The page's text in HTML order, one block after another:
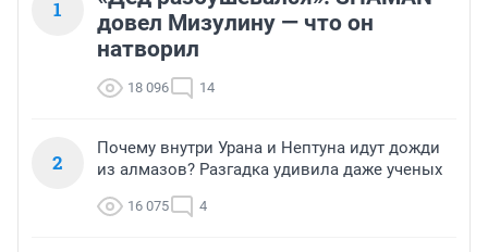
1
довел Мизулину — что он
натворил
18 096 14
2
Почему внутри Урана и Нептуна идут дожди
из алмазов? Разгадка удивила даже ученых
16 075 4